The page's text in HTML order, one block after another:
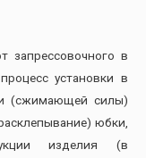
запрессовочного в
установки в
(сжимающей силы)
юбки,
изделия (в